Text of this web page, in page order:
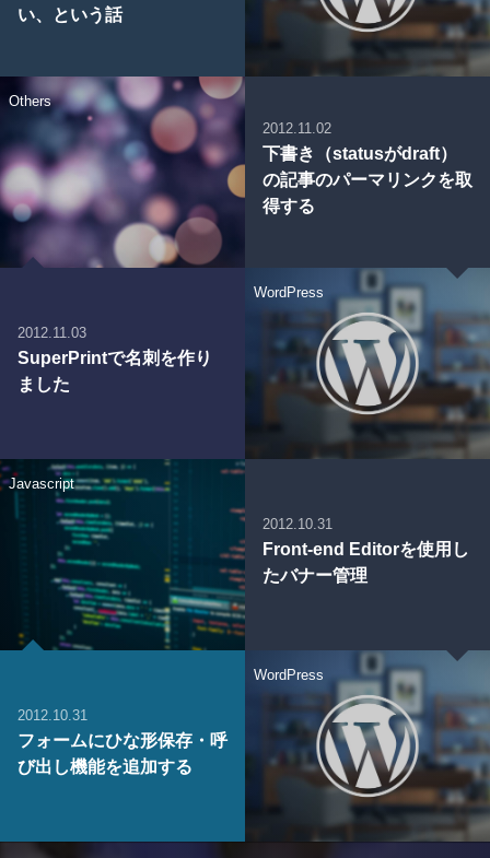
い、という話
Others
2012.11.03
SuperPrintで名刺を作り
ました
WordPress
2012.11.02
下書き（statusがdraft）
の記事のパーマリンクを取
得する
Javascript
2012.10.31
フォームにひな形保存・呼
び出し機能を追加する
WordPress
2012.10.31
Front-end Editorを使用し
たバナー管理